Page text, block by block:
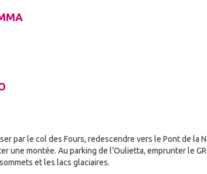
par le col des Fours, redescendre vers le Pont de la
une montée. Au parking de l’Oulietta, emprunter le
et les lacs glaciaires.